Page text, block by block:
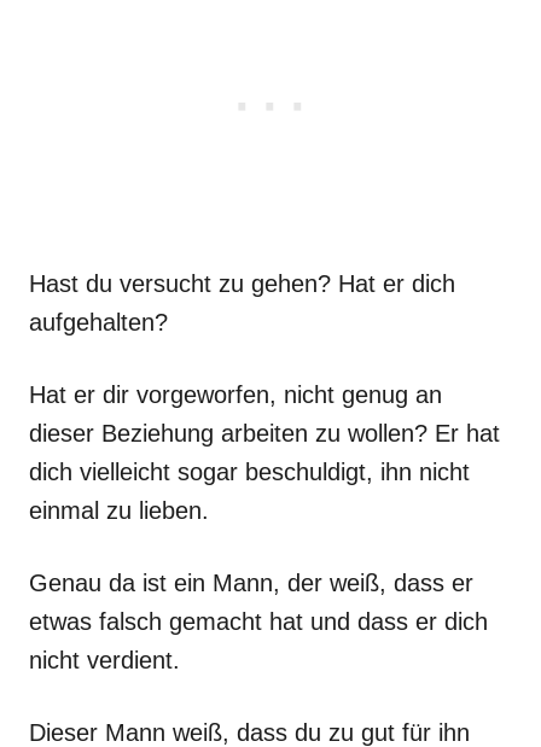
Hast du versucht zu gehen? Hat er dich
aufgehalten?
Hat er dir vorgeworfen, nicht genug an
dieser Beziehung arbeiten zu wollen? Er hat
dich vielleicht sogar beschuldigt, ihn nicht
einmal zu lieben.
Genau da ist ein Mann, der weiß, dass er
etwas falsch gemacht hat und dass er dich
nicht verdient.
Dieser Mann weiß, dass du zu gut für ihn